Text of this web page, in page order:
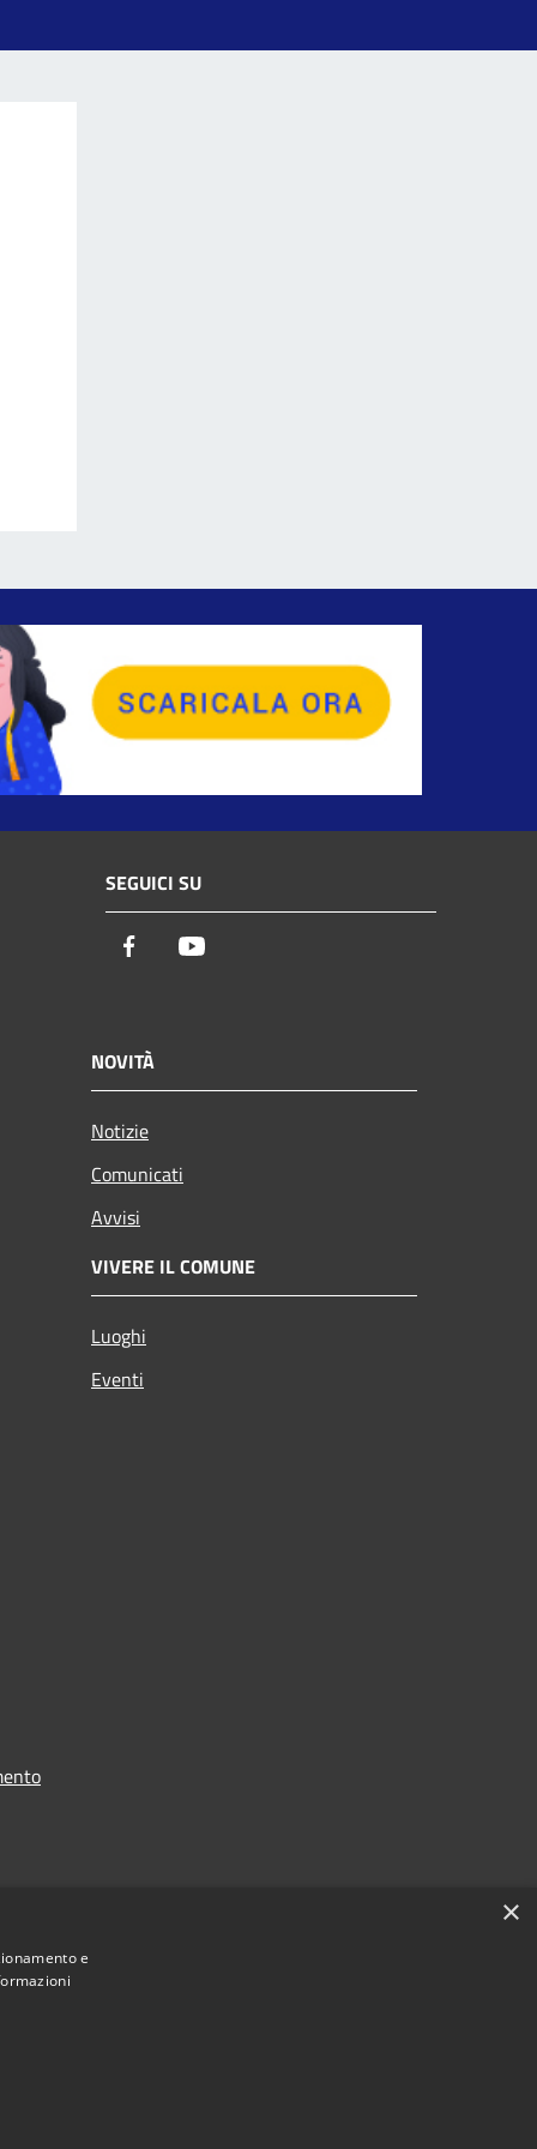
SEGUICI SU
Facebook
NOVITÀ
Notizie
Comunicati
Avvisi
VIVERE IL COMUNE
Luoghi
Eventi
×
e